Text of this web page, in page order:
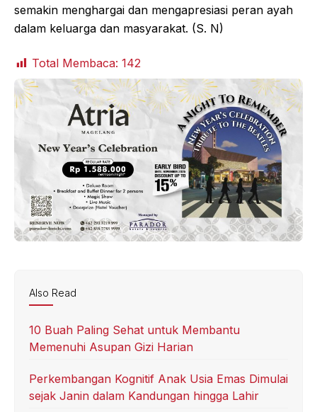
semakin menghargai dan mengapresiasi peran ayah
dalam keluarga dan masyarakat. (S. N)
Total Membaca: 142
Also Read
10 Buah Paling Sehat untuk Membantu
Memenuhi Asupan Gizi Harian
Perkembangan Kognitif Anak Usia Emas Dimulai
sejak Janin dalam Kandungan hingga Lahir